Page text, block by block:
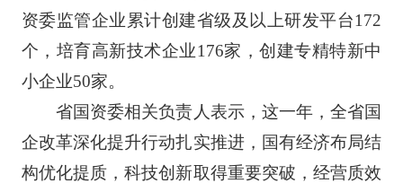
资委监管企业累计创建省级及以上研发平台172
个，培育高新技术企业176家，创建专精特新中
小企业50家。
省国资委相关负责人表示，这一年，全省国
企改革深化提升行动扎实推进，国有经济布局结
构优化提质，科技创新取得重要突破，经营质效